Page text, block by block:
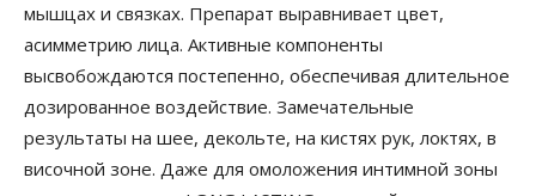
мышцах и связках. Препарат выравнивает цвет,
асимметрию лица. Активные компоненты
высвобождаются постепенно, обеспечивая длительное
дозированное воздействие. Замечательные
результаты на шее, декольте, на кистях рук, локтях, в
височной зоне. Даже для омоложения интимной зоны